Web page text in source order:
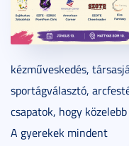
kézműveskedés,
sportágválasztó,
csapatok, hogy
A gyerekek mindent